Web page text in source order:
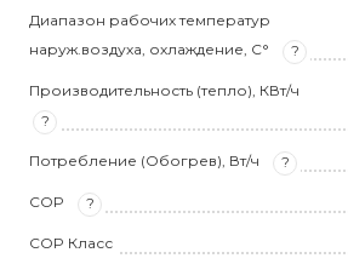
Диапазон рабочих температур
наруж.воздуха, охлаждение, С°
?
Производительность (тепло), КВт/ч
?
Потребление (Обогрев), Вт/ч ?
COP ?
COP Класс